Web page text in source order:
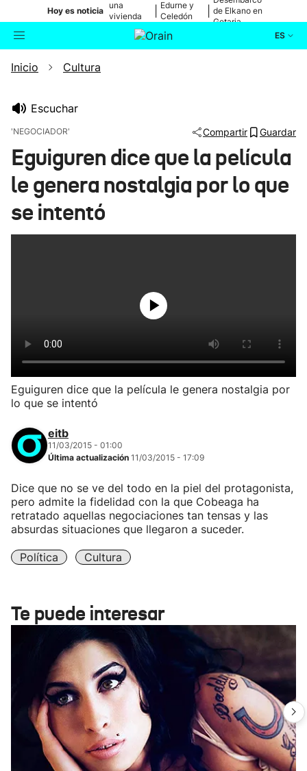
Hoy es noticia
una
vivienda
de Bilbao
Edurne y
Celedón
de Elkano en
Getaria
ES
Buscador
Ikusmiran
Inicio Cultura
Escuchar
'NEGOCIADOR' Compartir Guardar
Eguiguren dice que la película
le genera nostalgia por lo que
se intentó
Eguiguren dice que la película le genera nostalgia por
lo que se intentó
eitb
11/03/2015 - 01:00
Última actualización 11/03/2015 - 17:09
Dice que no se ve del todo en la piel del protagonista,
pero admite la fidelidad con la que Cobeaga ha
retratado aquellas negociaciones tan tensas y las
absurdas situaciones que llegaron a suceder.
Política Cultura
Te puede interesar